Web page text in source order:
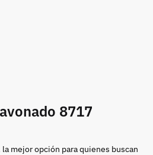
8717
mejor opción para quienes buscan